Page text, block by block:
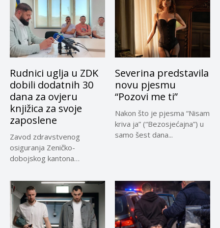
Rudnici uglja u ZDK
dobili dodatnih 30
dana za ovjeru
knjižica za svoje
zaposlene
Zavod zdravstvenog
osiguranja Zeničko-
dobojskog kantona
30 dana...
Severina predstavila
novu pjesmu
“Pozovi me ti”
Nakon što je pjesma “Nisam
kriva ja” (“Bezosjećajna”) u
samo šest dana...